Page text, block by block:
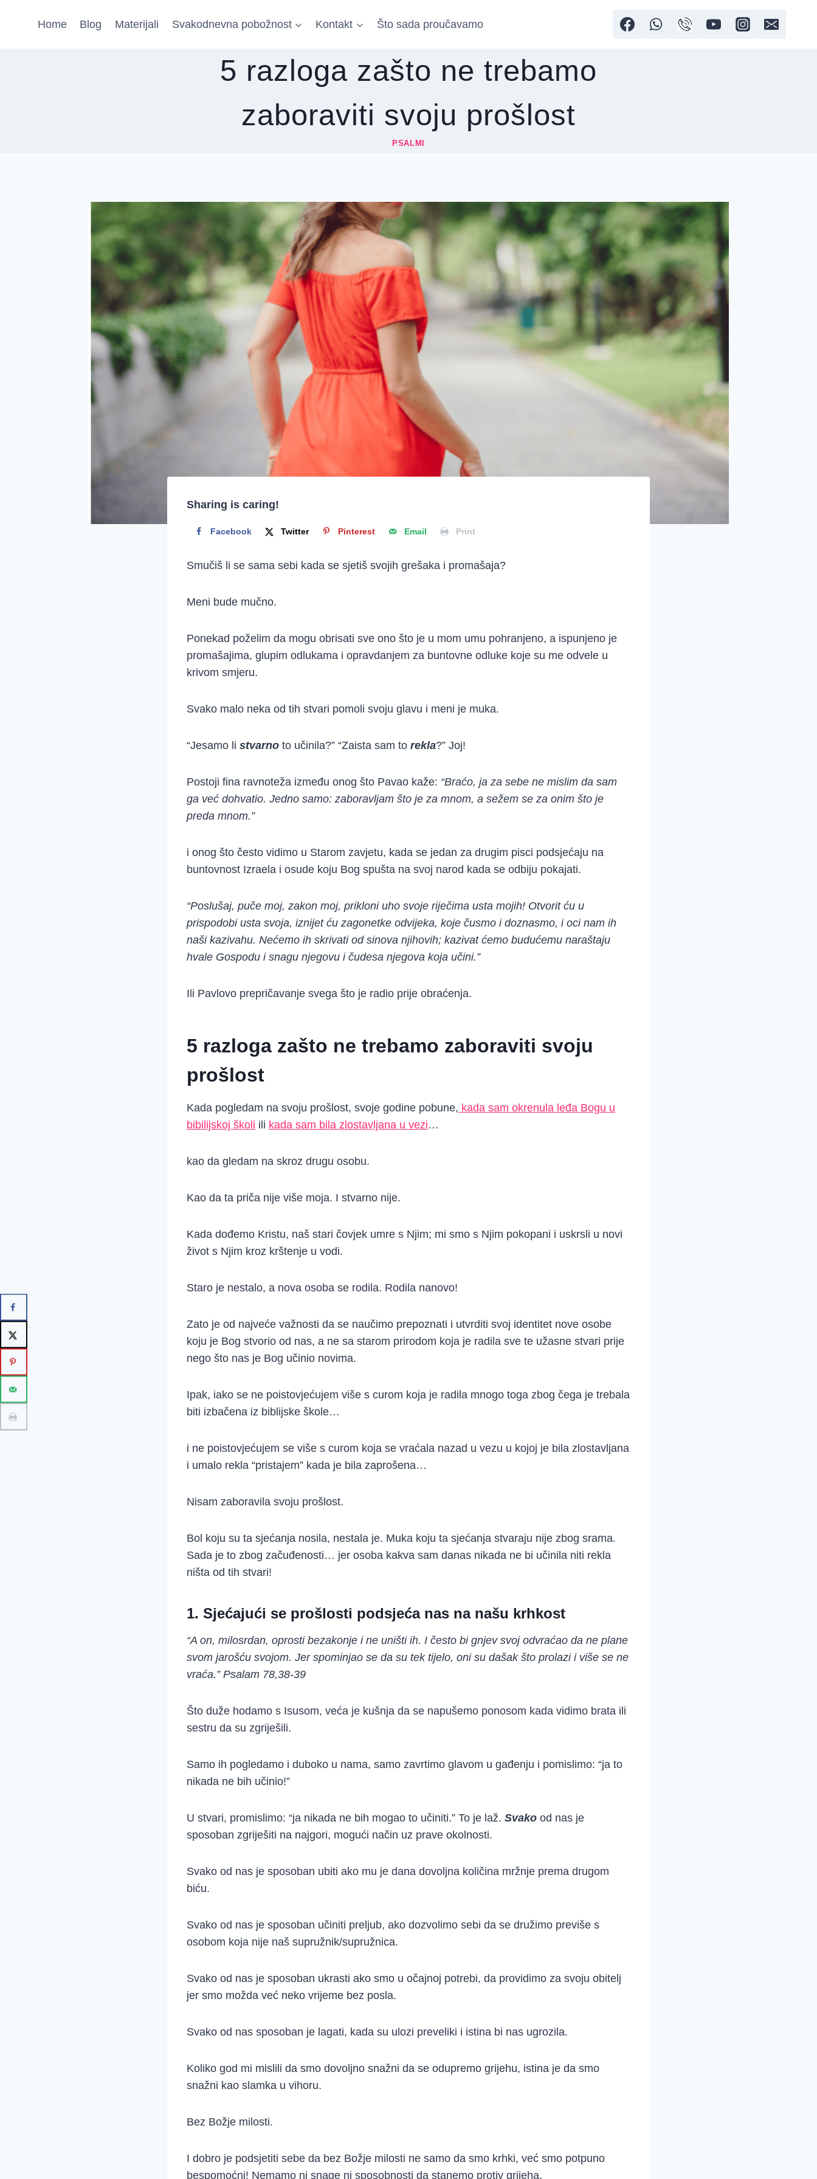
Home Blog Materijali Svakodnevna pobožnost Kontakt Što sada proučavamo
5 razloga zašto ne trebamo
zaboraviti svoju prošlost
PSALMI
Sharing is caring!
Facebook Twitter Pinterest Email Print
Smučiš li se sama sebi kada se sjetiš svojih grešaka i promašaja?
Meni bude mučno.
Ponekad poželim da mogu obrisati sve ono što je u mom umu pohranjeno, a ispunjeno je
promašajima, glupim odlukama i opravdanjem za buntovne odluke koje su me odvele u
krivom smjeru.
Svako malo neka od tih stvari pomoli svoju glavu i meni je muka.
“Jesamo li stvarno to učinila?” “Zaista sam to rekla?” Joj!
Postoji fina ravnoteža između onog što Pavao kaže: “Braćo, ja za sebe ne mislim da sam
ga već dohvatio. Jedno samo: zaboravljam što je za mnom, a sežem se za onim što je
preda mnom.”
i onog što često vidimo u Starom zavjetu, kada se jedan za drugim pisci podsjećaju na
buntovnost Izraela i osude koju Bog spušta na svoj narod kada se odbiju pokajati.
“Poslušaj, puče moj, zakon moj, prikloni uho svoje riječima usta mojih! Otvorit ću u
prispodobi usta svoja, iznijet ću zagonetke odvijeka, koje čusmo i doznasmo, i oci nam ih
naši kazivahu. Nećemo ih skrivati od sinova njihovih; kazivat ćemo budućemu naraštaju
hvale Gospodu i snagu njegovu i čudesa njegova koja učini.”
Ili Pavlovo prepričavanje svega što je radio prije obraćenja.
5 razloga zašto ne trebamo zaboraviti svoju
prošlost
Kada pogledam na svoju prošlost, svoje godine pobune, kada sam okrenula leđa Bogu u
bibilijskoj školi ili kada sam bila zlostavljana u vezi…
kao da gledam na skroz drugu osobu.
Kao da ta priča nije više moja. I stvarno nije.
Kada dođemo Kristu, naš stari čovjek umre s Njim; mi smo s Njim pokopani i uskrsli u novi
život s Njim kroz krštenje u vodi.
Staro je nestalo, a nova osoba se rodila. Rodila nanovo!
Zato je od najveće važnosti da se naučimo prepoznati i utvrditi svoj identitet nove osobe
koju je Bog stvorio od nas, a ne sa starom prirodom koja je radila sve te užasne stvari prije
nego što nas je Bog učinio novima.
Ipak, iako se ne poistovjećujem više s curom koja je radila mnogo toga zbog čega je trebala
biti izbačena iz biblijske škole…
i ne poistovjećujem se više s curom koja se vraćala nazad u vezu u kojoj je bila zlostavljana
i umalo rekla “pristajem” kada je bila zaprošena…
Nisam zaboravila svoju prošlost.
Bol koju su ta sjećanja nosila, nestala je. Muka koju ta sjećanja stvaraju nije zbog srama.
Sada je to zbog začuđenosti… jer osoba kakva sam danas nikada ne bi učinila niti rekla
ništa od tih stvari!
1. Sjećajući se prošlosti podsjeća nas na našu krhkost
“A on, milosrdan, oprosti bezakonje i ne uništi ih. I često bi gnjev svoj odvraćao da ne plane
svom jarošću svojom. Jer spominjao se da su tek tijelo, oni su dašak što prolazi i više se ne
vraća.” Psalam 78,38-39
Što duže hodamo s Isusom, veća je kušnja da se napušemo ponosom kada vidimo brata ili
sestru da su zgriješili.
Samo ih pogledamo i duboko u nama, samo zavrtimo glavom u gađenju i pomislimo: “ja to
nikada ne bih učinio!”
U stvari, promislimo: “ja nikada ne bih mogao to učiniti.” To je laž. Svako od nas je
sposoban zgriješiti na najgori, mogući način uz prave okolnosti.
Svako od nas je sposoban ubiti ako mu je dana dovoljna količina mržnje prema drugom
biću.
Svako od nas je sposoban učiniti preljub, ako dozvolimo sebi da se družimo previše s
osobom koja nije naš supružnik/supružnica.
Svako od nas je sposoban ukrasti ako smo u očajnoj potrebi, da providimo za svoju obitelj
jer smo možda već neko vrijeme bez posla.
Svako od nas sposoban je lagati, kada su ulozi preveliki i istina bi nas ugrozila.
Koliko god mi mislili da smo dovoljno snažni da se odupremo grijehu, istina je da smo
snažni kao slamka u vihoru.
Bez Božje milosti.
I dobro je podsjetiti sebe da bez Božje milosti ne samo da smo krhki, već smo potpuno
bespomoćni! Nemamo ni snage ni sposobnosti da stanemo protiv grijeha.